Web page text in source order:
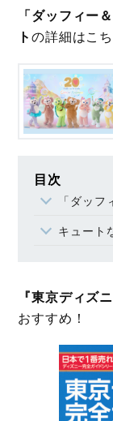
「ダッフィー
トの詳細はこち
目次
「ダッフィ
キュート
『東京ディズ
おすすめ！